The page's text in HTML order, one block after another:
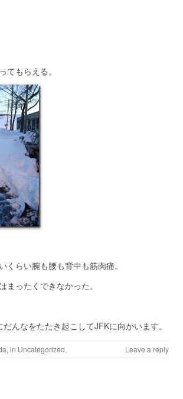
てもらえる。
くらい腕も腰も背中も筋肉痛。
まったくできなかった。
んなをたたき起こしてJFKに向かいます。
, in Uncategorized. Leave a reply